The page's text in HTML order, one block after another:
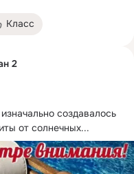
Класс
2
создавалось
от солнечных...